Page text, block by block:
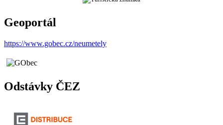
Geoportál
https://www.gobec.cz/neumetely
Odstávky ČEZ